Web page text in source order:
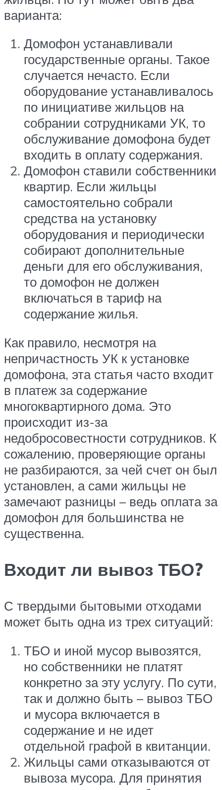
варианта:
Домофон устанавливали
государственные органы. Такое
случается нечасто. Если
оборудование устанавливалось
по инициативе жильцов на
собрании сотрудниками УК, то
обслуживание домофона будет
входить в оплату содержания.
Домофон ставили собственники
квартир. Если жильцы
самостоятельно собрали
средства на установку
оборудования и периодически
собирают дополнительные
деньги для его обслуживания,
то домофон не должен
включаться в тариф на
содержание жилья.
Как правило, несмотря на
непричастность УК к установке
домофона, эта статья часто входит
в платеж за содержание
многоквартирного дома. Это
происходит из-за
недобросовестности сотрудников. К
сожалению, проверяющие органы
не разбираются, за чей счет он был
установлен, а сами жильцы не
замечают разницы – ведь оплата за
домофон для большинства не
существенна.
Входит ли вывоз ТБО?
С твердыми бытовыми отходами
может быть одна из трех ситуаций:
ТБО и иной мусор вывозятся,
но собственники не платят
конкретно за эту услугу. По сути,
так и должно быть – вывоз ТБО
и мусора включается в
содержание и не идет
отдельной графой в квитанции.
Жильцы сами отказываются от
вывоза мусора. Для принятия